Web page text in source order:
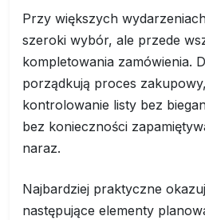
Przy większych
szeroki wybór, ale przede
kompletowania zamówienia.
porządkują proces
kontrolowanie listy bez
bez konieczności
naraz.
Najbardziej praktyczne
następujące elementy